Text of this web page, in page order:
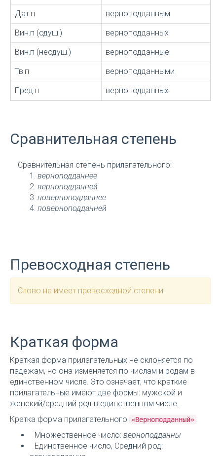
Дат.п верноподданным
Вин.п (одуш.) верноподданных
Вин.п (неодуш.) верноподданные
Тв.п верноподданными
Пред.п верноподданных
Сравнительная степень
Сравнительная степень прилагательного:
верноподданнее
верноподданней
поверноподданнее
поверноподданней
Превосходная степень
Слово не имеет превосходной степени.
Краткая форма
Краткая форма прилагательных не склоняется по
падежам, но она изменяется по числам и родам в
единственном числе. Это означает, что краткие
прилагательные имеют две формы: мужской и
женский/средний род в единственном числе.
Кратка форма прилагательного
«Верноподданный» :
Множественное число: верноподданны
Единственное число, Средний род: